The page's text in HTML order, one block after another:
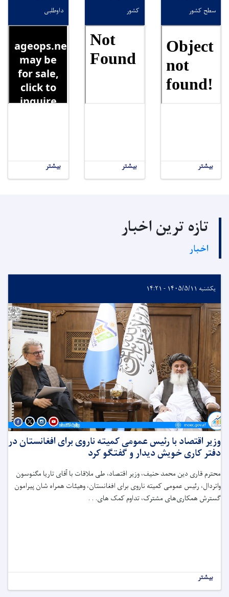
سطح کشور
بیشتر
کشور
بیشتر
داوطلبی
بیشتر
تازه ترین اخبار
اخبار
یکشنبه ۱۴۰۵/۵/۱۱ - ۱۴:۲۱
وزیر اقتصاد با رئیس عمومی کمیته ناروی برای افغانستان در
دفتر کاری خویش دیدار و گفتگو کرد
محترم قاری دین ‌محمد حنیف، وزیر اقتصاد، طی ملاقات با آقای تاریا مگنوسون
واتردال، رئیس عمومی کمیته ناروی برای افغانستان، وهیئات همراه شان پیرامون
گسترش همکاری‌های مشترک، تداوم کمک های. . .
بیشتر